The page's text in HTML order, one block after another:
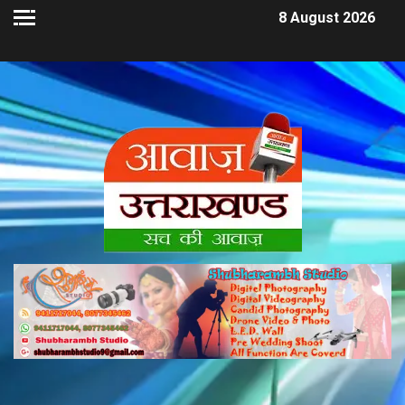
8 August 2026